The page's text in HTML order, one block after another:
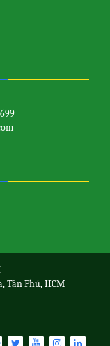
Tân Phú, HCM